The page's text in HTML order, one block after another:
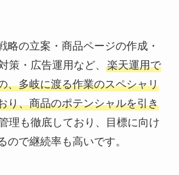
略の立案・商品ページの作成・
策・広告運用など、 楽天運用で
、多岐に渡る作業のスペシャリ
り、商品のポテンシャルを引き
理も徹底しており、目標に向け
ので継続率も高いです。